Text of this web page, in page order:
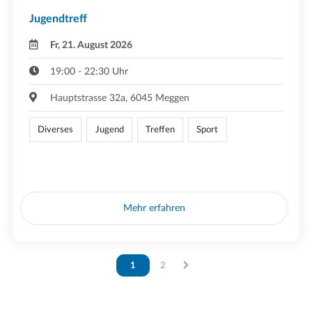
Jugendtreff
Fr, 21. August 2026
19:00 - 22:30 Uhr
Hauptstrasse 32a, 6045 Meggen
Diverses Jugend Treffen Sport
Mehr erfahren
Vous êtes sur la page
1 Vous êtes sur la page
2